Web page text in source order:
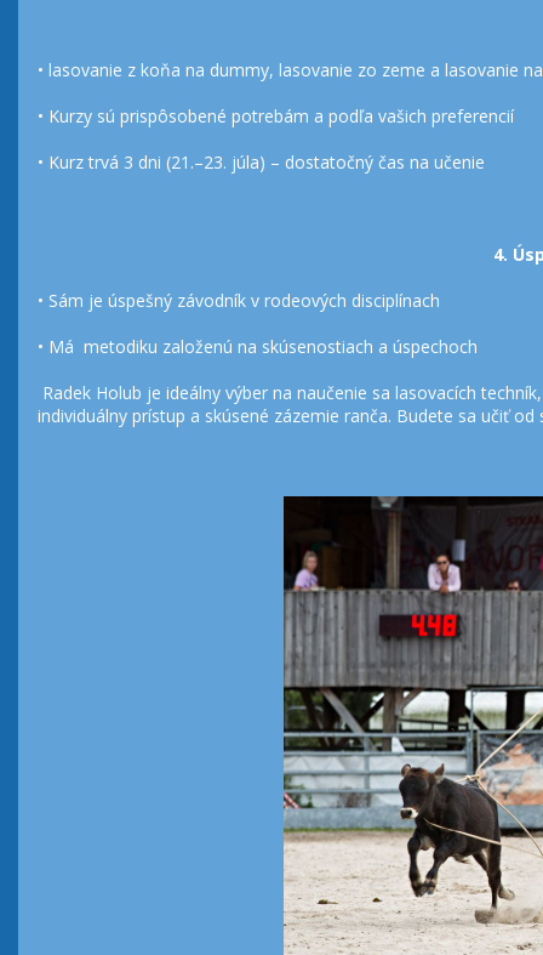
• lasovanie z koňa na dummy, lasovanie zo zeme a lasovanie
• Kurzy sú prispôsobené potrebám a podľa vašich preferencií
• Kurz trvá 3 dni (21.–23. júla) – dostatočný čas na učenie
4.
• Sám je úspešný závodník v rodeových disciplínach
• Má metodiku založenú na skúsenostiach a úspechoch
Radek Holub je ideálny výber na naučenie sa lasovacích
individuálny prístup a skúsené zázemie ranča. Budete sa učiť